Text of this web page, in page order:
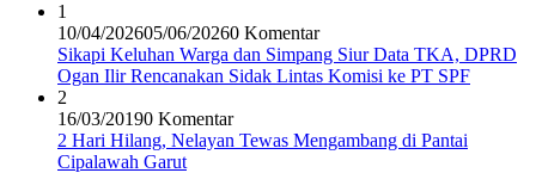
1
10/04/202605/06/20260 Komentar
Sikapi Keluhan Warga dan Simpang Siur Data TKA, DPRD
Ogan Ilir Rencanakan Sidak Lintas Komisi ke PT SPF
2
16/03/20190 Komentar
2 Hari Hilang, Nelayan Tewas Mengambang di Pantai
Cipalawah Garut